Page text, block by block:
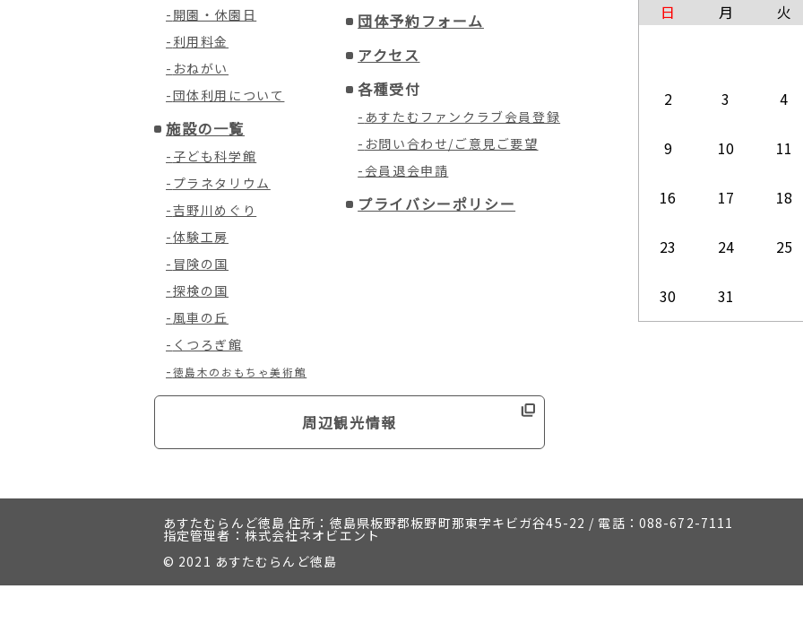
日
月 火
2 3 4
9 10 11
16 17 18
23 24 25
30 31
開園・休園日
利用料金
おねがい
団体利用について
施設の一覧
子ども科学館
プラネタリウム
吉野川めぐり
体験工房
冒険の国
探検の国
風車の丘
くつろぎ館
徳島木のおもちゃ美術館
団体予約フォーム
アクセス
各種受付
あすたむファンクラブ会員登録
お問い合わせ/ご意見ご要望
会員退会申請
プライバシーポリシー
周辺観光情報
あすたむらんど徳島 住所：徳島県板野郡板野町那東字キビガ谷45-22 / 電話：088-672-7111
指定管理者：株式会社ネオビエント
© 2021 あすたむらんど徳島